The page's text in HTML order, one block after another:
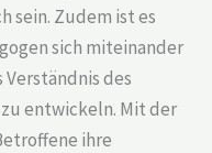
sein. Zudem ist es
sich miteinander
des
entwickeln. Mit der
ihre